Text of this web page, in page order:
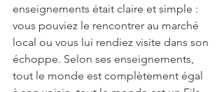
enseignements était claire et simple :
vous pouviez le rencontrer au marché
local ou vous lui rendiez visite dans son
échoppe. Selon ses enseignements,
tout le monde est complètement égal